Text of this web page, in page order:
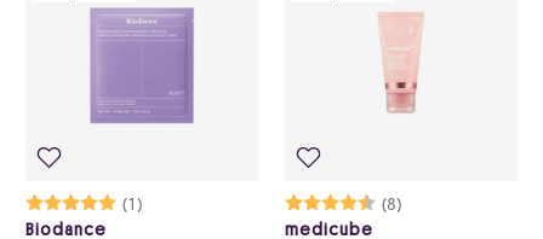
Karakter:
(1)
5.0 av 5 mulige
Biodance
Karakter:
(8)
4.5 av 5 mulige
medicube